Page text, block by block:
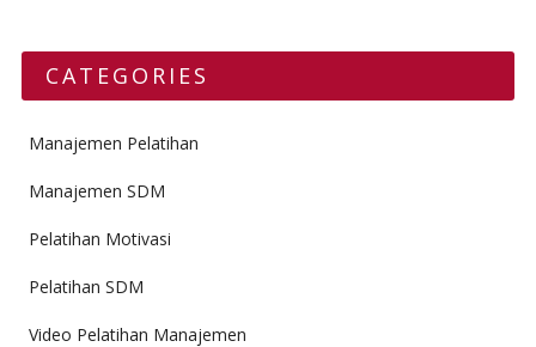
CATEGORIES
Manajemen Pelatihan
Manajemen SDM
Pelatihan Motivasi
Pelatihan SDM
Video Pelatihan Manajemen